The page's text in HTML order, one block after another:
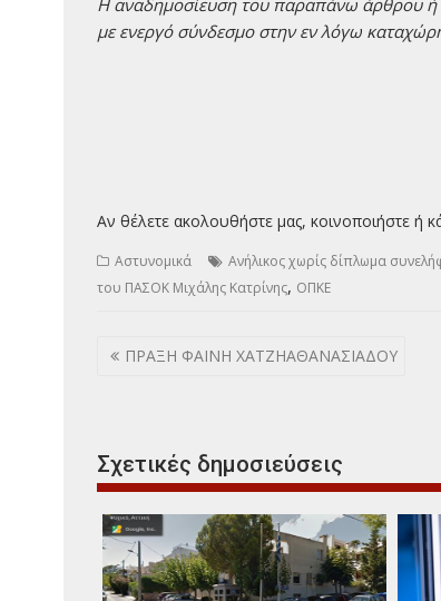
με ενεργό σύνδεσμο στην εν λόγω
Αν θέλετε ακολουθήστε μας, κοινοποιήστε ή
Αστυνομικά Ανήλικος χωρίς δίπλωμα
του ΠΑΣΟΚ Μιχάλης Κατρίνης, ΟΠΚΕ
Πλοήγηση
ΠΡΑΞΗ ΦΑΙΝΗ ΧΑΤΖΗΑΘΑΝΑΣΙΑΔΟΥ
Σχετικές δημοσιεύσεις